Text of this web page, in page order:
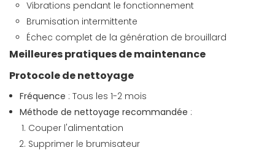
Vibrations pendant le fonctionnement
Brumisation intermittente
Échec complet de la génération de brouillard
Meilleures pratiques de maintenance
Protocole de nettoyage
Fréquence : Tous les 1-2 mois
Méthode de nettoyage recommandée :
Couper l'alimentation
Supprimer le brumisateur